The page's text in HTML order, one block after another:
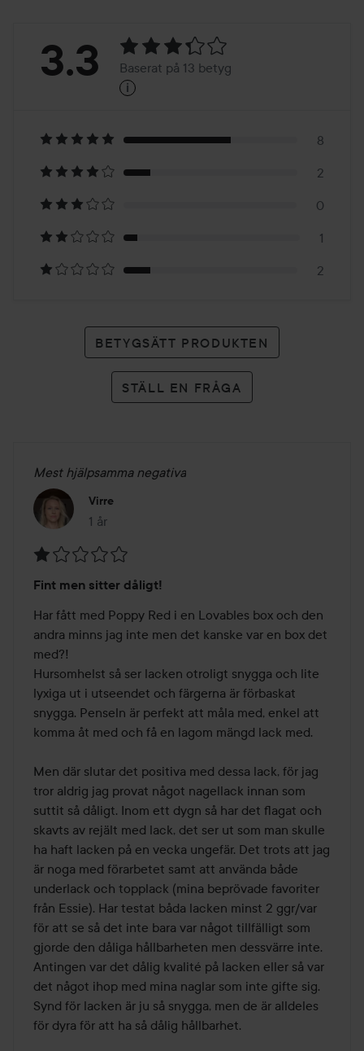
Betyg:
Baserat
på
13
betyg
3.3 Baserat på 13 betyg
i
8
2
0
1
2
BETYGSÄTT PRODUKTEN
STÄLL EN FRÅGA
Mest hjälpsamma negativa
Virre
1 år
Inlägget skapades 1 år
1
av
5
Fint men sitter dåligt!
Har fått med Poppy Red i en Lovables box och den
andra minns jag inte men det kanske var en box det
med?!
Hursomhelst så ser lacken otroligt snygga och lite
lyxiga ut i utseendet och färgerna är förbaskat
snygga. Penseln är perfekt att måla med, enkel att
komma åt med och få en lagom mängd lack med.
Men där slutar det positiva med dessa lack, för jag
tror aldrig jag provat något nagellack innan som
suttit så dåligt. Inom ett dygn så har det flagat och
skavts av rejält med lack, det ser ut som man skulle
ha haft lacken på en vecka ungefär. Det trots att jag
är noga med förarbetet samt att använda både
underlack och topplack (mina beprövade favoriter
från Essie). Har testat båda lacken minst 2 ggr/var
för att se så det inte bara var något tillfälligt som
gjorde den dåliga hållbarheten men dessvärre inte.
Antingen var det dålig kvalité på lacken eller så var
det något ihop med mina naglar som inte gifte sig.
Synd för lacken är ju så snygga, men de är alldeles
för dyra för att ha så dålig hållbarhet.